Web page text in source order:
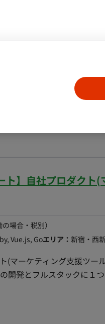
新規SaaSサービス
場合・税別）
に、設計書作成～実装～
結合試験はQAチームが担
発がスタートし、2年間の
っていただくことで、ユ
方/バックエンドが強い方/
おり、 実
ト】自社プロダクト
場合・税別）
Vue.js, Goエリア： 新宿・西
(マーケティング支援ツー
開発とフルスタックに１
の確認、実装方針検討、
ただくため、要件定義か
なく、裁量大きく開発を